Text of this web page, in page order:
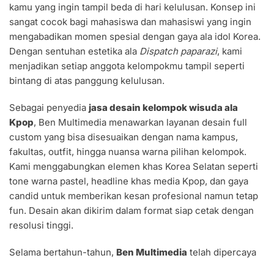
kamu yang ingin tampil beda di hari kelulusan. Konsep ini
sangat cocok bagi mahasiswa dan mahasiswi yang ingin
mengabadikan momen spesial dengan gaya ala idol Korea.
Dengan sentuhan estetika ala Dispatch paparazi, kami
menjadikan setiap anggota kelompokmu tampil seperti
bintang di atas panggung kelulusan.
Sebagai penyedia jasa desain kelompok wisuda ala
Kpop, Ben Multimedia menawarkan layanan desain full
custom yang bisa disesuaikan dengan nama kampus,
fakultas, outfit, hingga nuansa warna pilihan kelompok.
Kami menggabungkan elemen khas Korea Selatan seperti
tone warna pastel, headline khas media Kpop, dan gaya
candid untuk memberikan kesan profesional namun tetap
fun. Desain akan dikirim dalam format siap cetak dengan
resolusi tinggi.
Selama bertahun-tahun, Ben Multimedia telah dipercaya